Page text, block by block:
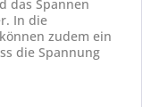
das Spannen
In die
zudem ein
die Spannung